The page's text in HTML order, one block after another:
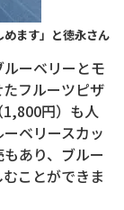
めます」と徳永さん
ーベリーとモ
フルーツピザ
円）も人
ベリースカッ
あり、ブルー
ことができま